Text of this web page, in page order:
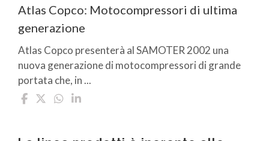
Atlas Copco: Motocompressori di ultima
generazione
Atlas Copco presenterà al SAMOTER 2002 una
nuova generazione di motocompressori di grande
portata che, in ...